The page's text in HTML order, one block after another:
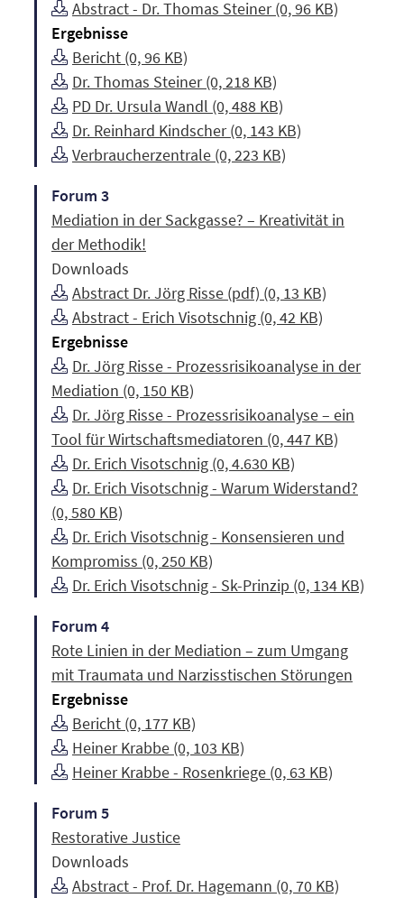
Abstract - Dr. Thomas Steiner (0, 96 KB)
Ergebnisse
Bericht (0, 96 KB)
Dr. Thomas Steiner (0, 218 KB)
PD Dr. Ursula Wandl (0, 488 KB)
Dr. Reinhard Kindscher (0, 143 KB)
Verbraucherzentrale (0, 223 KB)
Forum 3
Mediation in der Sackgasse? – Kreativität in
der Methodik!
Downloads
Abstract Dr. Jörg Risse (pdf) (0, 13 KB)
Abstract - Erich Visotschnig (0, 42 KB)
Ergebnisse
Dr. Jörg Risse - Prozessrisikoanalyse in der
Mediation (0, 150 KB)
Dr. Jörg Risse - Prozessrisikoanalyse – ein
Tool für Wirtschaftsmediatoren (0, 447 KB)
Dr. Erich Visotschnig (0, 4.630 KB)
Dr. Erich Visotschnig - Warum Widerstand?
(0, 580 KB)
Dr. Erich Visotschnig - Konsensieren und
Kompromiss (0, 250 KB)
Dr. Erich Visotschnig - Sk-Prinzip (0, 134 KB)
Forum 4
Rote Linien in der Mediation – zum Umgang
mit Traumata und Narzisstischen Störungen
Ergebnisse
Bericht (0, 177 KB)
Heiner Krabbe (0, 103 KB)
Heiner Krabbe - Rosenkriege (0, 63 KB)
Forum 5
Restorative Justice
Downloads
Abstract - Prof. Dr. Hagemann (0, 70 KB)